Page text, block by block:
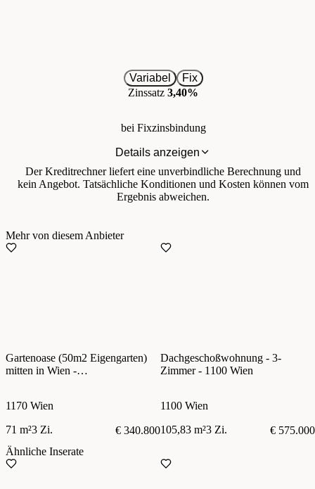
Variabel
Fix
Zinssatz 3,40%
bei Fixzinsbindung
Details anzeigen
Der Kreditrechner liefert eine unverbindliche Berechnung und
kein Angebot. Tatsächliche Konditionen und Kosten können vom
Ergebnis abweichen.
Mehr von diesem Anbieter
Gartenoase (50m2 Eigengarten)
mitten in Wien -
1170 Wien
71 m²3 Zi. € 340.800
Dachgeschoßwohnung - 3-
Zimmer - 1100 Wien
1100 Wien
105,83 m²3 Zi.
€ 575.000
Ähnliche Inserate